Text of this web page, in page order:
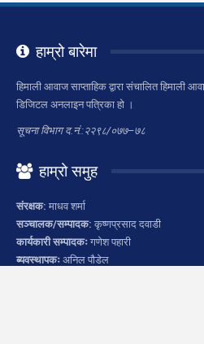
हाम्रो बारेमा
हिमाली आवाज साप्ताहिक द्वारा संचालित हिमाली
डिजिटल अनलाइन पत्रिका हो ।
सूचना विभाग द.नं.:२२९८/०७७–७८
हाम्रो समुह
संरक्षक: माधव शर्मा
सञ्चालक/सम्पादक: कृष्णप्रसाद दवाडी
कार्यकारी सम्पादकः गणेश पहारी
ब्यवस्थापकः अनिल पौडेल